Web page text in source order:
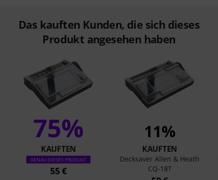
Das kauften Kunden, die sich dieses
Produkt angesehen haben
75%
KAUFTEN
GENAU DIESES PRODUKT
55 €
11%
KAUFTEN
Decksaver Allen & Heath
CQ-18T